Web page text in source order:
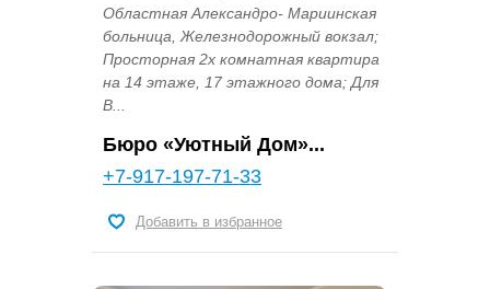
Областная Александро- Мариинская
больница, Железнодорожный вокзал;
Просторная 2х комнатная квартира
на 14 этаже, 17 этажного дома; Для
В...
Бюро «Уютный Дом»...
+7-917-197-71-33
Добавить в избранное